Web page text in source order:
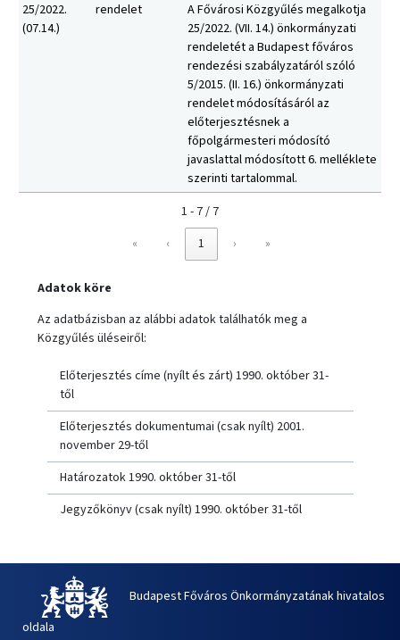
25/2022.
(07.14.)
rendelet
A Fővárosi Közgyűlés megalkotja
25/2022. (VII. 14.) önkormányzati
rendeletét a Budapest főváros
rendezési szabályzatáról szóló
5/2015. (II. 16.) önkormányzati
rendelet módosításáról az
előterjesztésnek a
főpolgármesteri módosító
javaslattal módosított 6. melléklete
szerinti tartalommal.
1 - 7 / 7
«
‹ 1 › »
Adatok köre
Az adatbázisban az alábbi adatok találhatók meg a
Közgyűlés üléseiről:
Előterjesztés címe (nyílt és zárt) 1990. október 31-
től
Előterjesztés dokumentumai (csak nyílt) 2001.
november 29-től
Határozatok 1990. október 31-től
Jegyzőkönyv (csak nyílt) 1990. október 31-től
Budapest Főváros Önkormányzatának hivatalos
oldala